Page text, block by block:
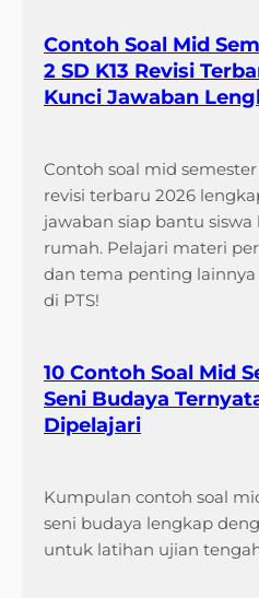
Contoh Soal Mid
2 SD K13 Revisi
Kunci Jawaban
Contoh soal mid semester
revisi terbaru 2026
jawaban siap bantu
rumah. Pelajari materi
dan tema penting
di PTS!
10 Contoh Soal Mid
Seni Budaya
Dipelajari
Kumpulan contoh soal
seni budaya lengkap
untuk latihan ujian